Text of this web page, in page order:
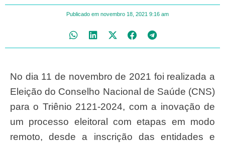
Publicado em novembro 18, 2021 9:16 am
No dia 11 de novembro de 2021 foi realizada a
Eleição do Conselho Nacional de Saúde (CNS)
para o Triênio 2121-2024, com a inovação de
um processo eleitoral com etapas em modo
remoto, desde a inscrição das entidades e